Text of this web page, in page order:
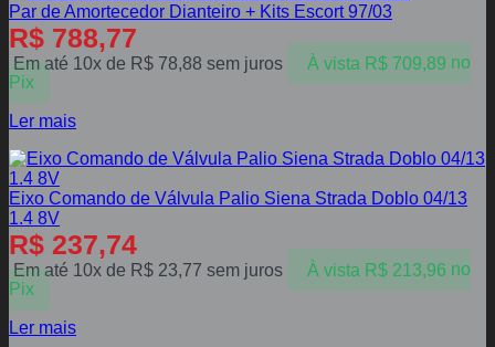
Par de Amortecedor Dianteiro + Kits Escort 97/03
R$ 788,77
Em até 10x de R$ 78,88 sem juros À vista R$709,89 no
Pix
Ler mais
Eixo Comando de Válvula Palio Siena Strada Doblo 04/13
1.4 8V
R$ 237,74
Em até 10x de R$ 23,77 sem juros À vista R$213,96 no
Pix
Ler mais